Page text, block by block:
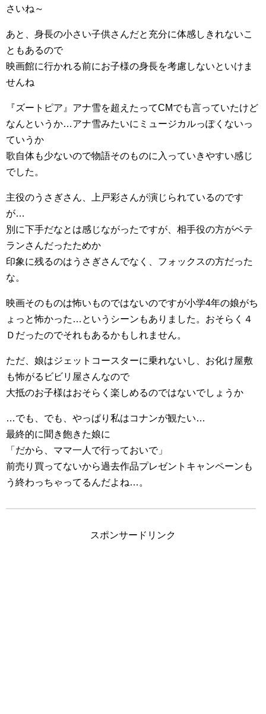
さいね～
あと、身長の小さい子供さんだと充分に体感しきれないこ
ともあるので
映画館に行かれる前にお子様の身長を考慮しないといけま
せんね
『ズートピア』アナ雪を超えたってCMでも言っていたけど
なんというか…アナ雪みたいにミュージカルっぽくないっ
ていうか
歌自体も少ないので物語そのものに入っていきやすい感じ
でした。
主役のうさぎさん、上戸彩さんが演じられているのです
が…
別に下手だなとは感じながったですが、相手役の方がベテ
ランさんだったためか
印象に残るのはうさぎさんでなく、フォックスの方だった
な。
映画そのものは怖いものではないのですが小学4年の娘がち
ょっと怖かった…というシーンもありました。おそらく４
Ｄだったのでそれもあるかもしれません。
ただ、娘はジェットコースターに乗れないし、お化け屋敷
も怖がるビビリ屋さんなので
大抵のお子様はおそらく楽しめるのではないでしょうか
…でも、でも、やっぱり私はコナンが観たい…
最終的に聞き飽きた娘に
「だから、ママ一人で行っておいで」
前売り買ってないから過去作品プレゼントキャンペーンも
う終わっちゃってるんだよね…。
スポンサードリンク